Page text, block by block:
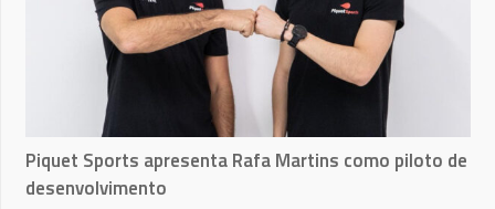
Piquet Sports apresenta Rafa Martins como piloto de
desenvolvimento